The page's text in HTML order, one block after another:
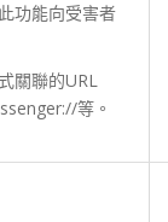
功能向受害者
關聯的URL
等。